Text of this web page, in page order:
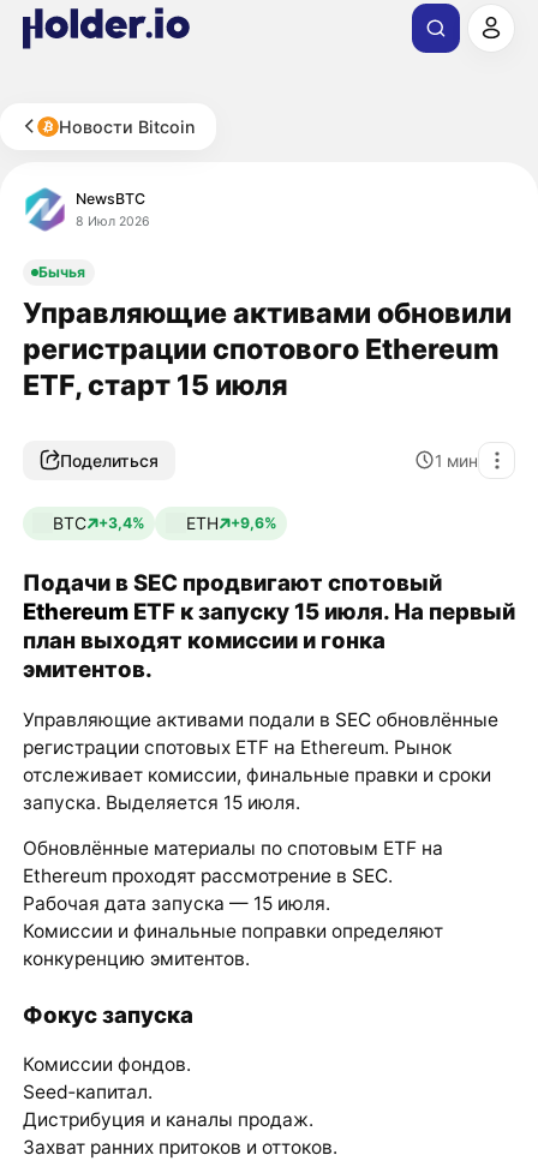
Новости Bitcoin
NewsBTC
8 Июл 2026
Бычья
Управляющие активами обновили
регистрации спотового Ethereum
ETF, старт 15 июля
Поделиться 1 мин
BTC +3,4% ETH +9,6%
Подачи в SEC продвигают спотовый
EthereumETF к запуску 15 июля. На первый
план выходят комиссии и гонка
эмитентов.
Управляющие активами подали в SECобновлённые
регистрации спотовых ETF на Ethereum. Рынок
отслеживает комиссии, финальные правки и сроки
запуска. Выделяется 15 июля.
Обновлённые материалы по спотовым ETF на
Ethereum проходят рассмотрение в SEC.
Рабочая дата запуска — 15 июля.
Комиссии и финальные поправки определяют
конкуренцию эмитентов.
Фокус запуска
Комиссии фондов.
Seed‑капитал.
Дистрибуция и каналы продаж.
Захват ранних притоков и оттоков.